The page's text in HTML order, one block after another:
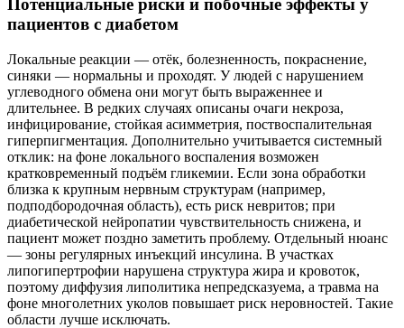
Потенциальные риски и побочные эффекты у
пациентов с диабетом
Локальные реакции — отёк, болезненность, покраснение,
синяки — нормальны и проходят. У людей с нарушением
углеводного обмена они могут быть выраженнее и
длительнее. В редких случаях описаны очаги некроза,
инфицирование, стойкая асимметрия, поствоспалительная
гиперпигментация. Дополнительно учитывается системный
отклик: на фоне локального воспаления возможен
кратковременный подъём гликемии. Если зона обработки
близка к крупным нервным структурам (например,
подподбородочная область), есть риск невритов; при
диабетической нейропатии чувствительность снижена, и
пациент может поздно заметить проблему. Отдельный нюанс
— зоны регулярных инъекций инсулина. В участках
липогипертрофии нарушена структура жира и кровоток,
поэтому диффузия липолитика непредсказуема, а травма на
фоне многолетних уколов повышает риск неровностей. Такие
области лучше исключать.